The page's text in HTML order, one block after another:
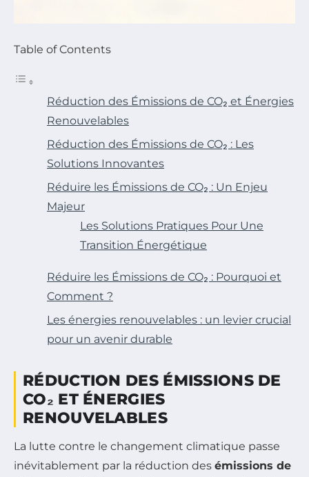
Table of Contents
Réduction des Émissions de CO₂ et Énergies
Renouvelables
Réduction des Émissions de CO₂ : Les
Solutions Innovantes
Réduire les Émissions de CO₂ : Un Enjeu
Majeur
Les Solutions Pratiques Pour Une
Transition Énergétique
Réduire les Émissions de CO₂ : Pourquoi et
Comment ?
Les énergies renouvelables : un levier crucial
pour un avenir durable
RÉDUCTION DES ÉMISSIONS DE
CO₂ ET ÉNERGIES
RENOUVELABLES
La lutte contre le changement climatique passe
inévitablement par la réduction des émissions de